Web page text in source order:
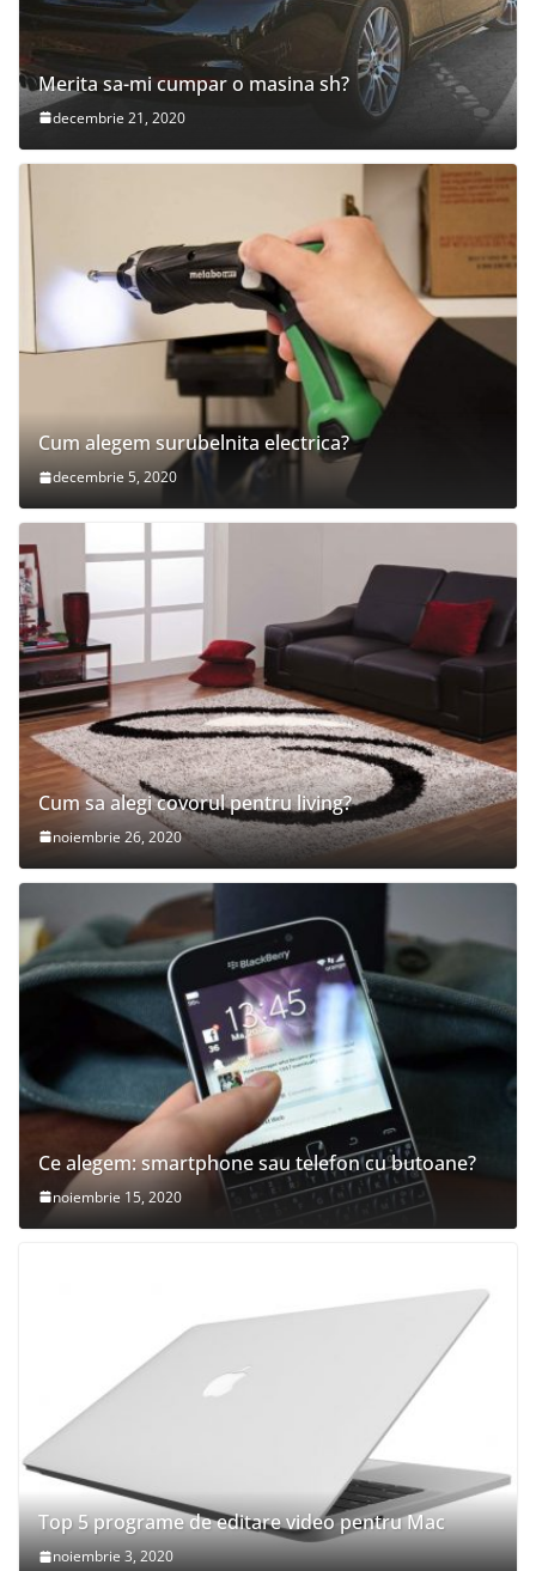
Merita sa-mi cumpar o masina sh?
decembrie 21, 2020
Cum alegem surubelnita electrica?
decembrie 5, 2020
Cum sa alegi covorul pentru living?
noiembrie 26, 2020
Ce alegem: smartphone sau telefon cu butoane?
noiembrie 15, 2020
Top 5 programe de editare video pentru Mac
noiembrie 3, 2020